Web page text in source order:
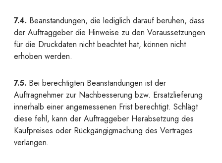
7.4. Beanstandungen, die lediglich darauf beruhen, dass
der Auftraggeber die Hinweise zu den Voraussetzungen
für die Druckdaten nicht beachtet hat, können nicht
erhoben werden.
7.5. Bei berechtigten Beanstandungen ist der
Auftragnehmer zur Nachbesserung bzw. Ersatzlieferung
innerhalb einer angemessenen Frist berechtigt. Schlägt
diese fehl, kann der Auftraggeber Herabsetzung des
Kaufpreises oder Rückgängigmachung des Vertrages
verlangen.